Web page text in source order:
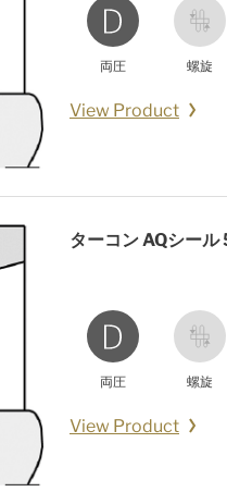
両圧 螺旋
View Product
ターコン AQシー
両圧 螺旋
View Product